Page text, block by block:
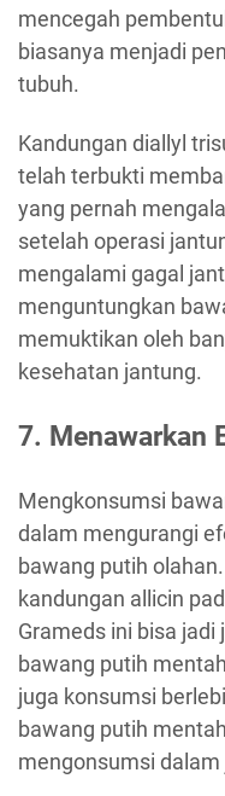
mencegah
biasanya menjadi
tubuh.
Kandungan diallyl
telah terbukti
yang pernah
setelah operasi
mengalami gagal
menguntungkan
memuktikan oleh
kesehatan jantung.
7. Menawarkan
Mengkonsumsi
dalam mengurangi
bawang putih
kandungan allicin
Grameds ini bisa
bawang putih
juga konsumsi
bawang putih
mengonsumsi